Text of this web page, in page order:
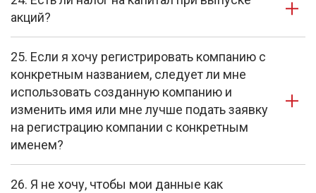
акций?
25. Если я хочу регистрировать компанию с
конкретным названием, следует ли мне
использовать созданную компанию и
изменить имя или мне лучше подать заявку
на регистрацию компании с конкретным
именем?
26. Я не хочу, чтобы мои данные как